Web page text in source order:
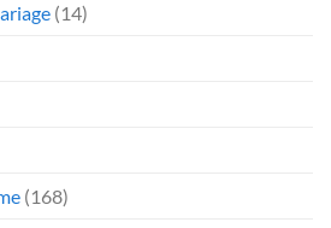
(14)
(168)